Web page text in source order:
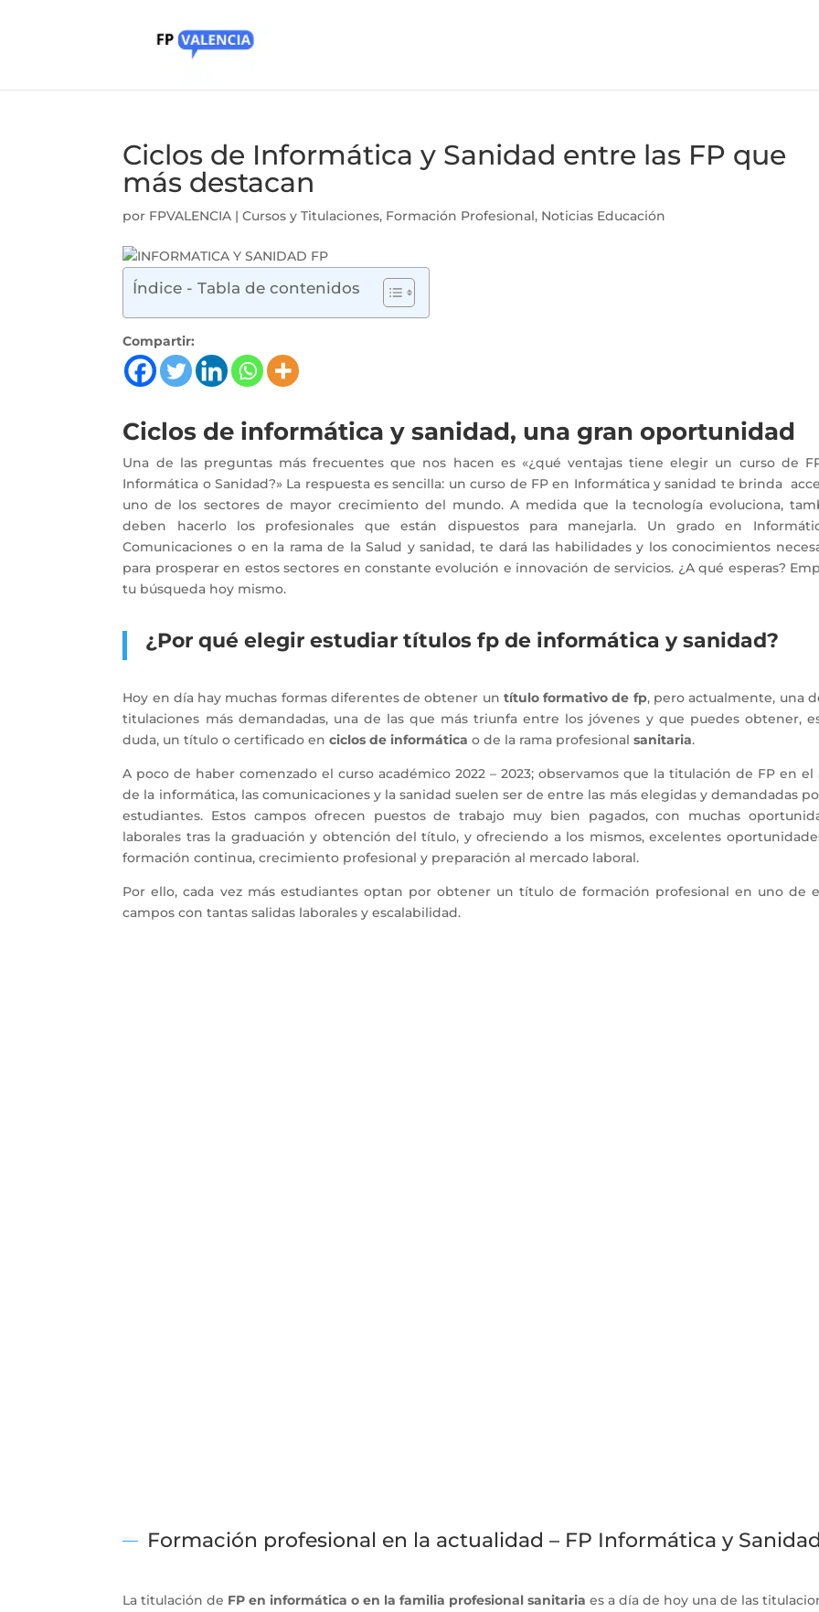
Ciclos de Informática y Sanidad entre las FP que
más destacan
por FPVALENCIA |Cursos y Titulaciones, Formación Profesional, Noticias Educación
Índice - Tabla de contenidos
Compartir:
Ciclos de informática y sanidad, una gran oportunidad
Una de las preguntas más frecuentes que nos hacen es «¿qué ventajas tiene elegir un curso de
Informática o Sanidad?» La respuesta es sencilla: un curso de FP en Informática y sanidad te brinda
uno de los sectores de mayor crecimiento del mundo. A medida que la tecnología evoluciona,
deben hacerlo los profesionales que están dispuestos para manejarla. Un grado en
Comunicaciones o en la rama de la Salud y sanidad, te dará las habilidades y los conocimientos
para prosperar en estos sectores en constante evolución e innovación de servicios. ¿A qué esperas?
tu búsqueda hoy mismo.
¿Por qué elegir estudiar títulos fp de informática y sanidad?
Hoy en día hay muchas formas diferentes de obtener un título formativo de fp, pero actualmente, una
titulaciones más demandadas, una de las que más triunfa entre los jóvenes y que puedes obtener,
duda, un título o certificado enciclos de informáticao de la rama profesionalsanitaria.
A poco de haber comenzado el curso académico 2022 – 2023; observamos que la titulación de FP en el
de la informática, las comunicaciones y la sanidad suelen ser de entre las más elegidas y demandadas
estudiantes. Estos campos ofrecen puestos de trabajo muy bien pagados, con muchas
laborales tras la graduación y obtención del título, y ofreciendo a los mismos, excelentes
formación continua, crecimiento profesional y preparación al mercado laboral.
Por ello, cada vez más estudiantes optan por obtener un título de formación profesional en uno de
campos con tantas salidas laborales y escalabilidad.
Formación profesional en la actualidad – FP Informática y Sanidad
La titulación de FP en informática o en la familia profesional sanitaria es a día de hoy una de las